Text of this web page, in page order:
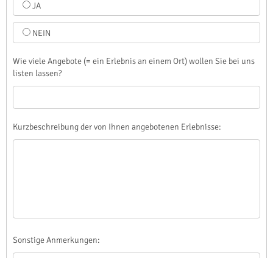
JA
NEIN
Wie viele Angebote (= ein Erlebnis an einem Ort) wollen Sie bei uns
listen lassen?
Kurzbeschreibung der von Ihnen angebotenen Erlebnisse:
Sonstige Anmerkungen: